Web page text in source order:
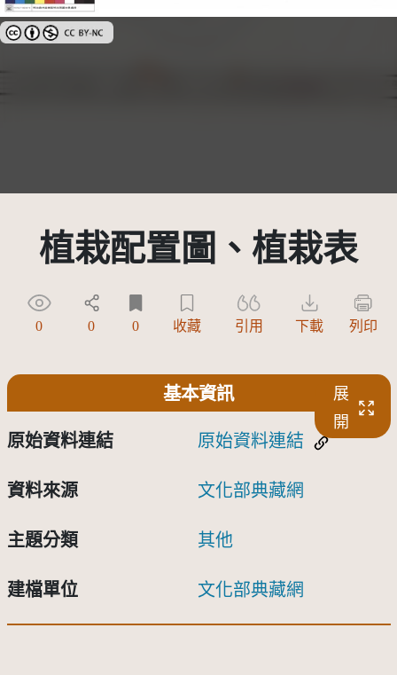
創用CC姓名標示-非商業性 3.0 台灣及其後版本(CC BY-NC 3.0 TW +)
植栽配置圖、植栽表
0 0 0 收藏 引用 下載 列印
基本資訊
展
開
原始資料連結 原始資料連結
資料來源 文化部典藏網
主題分類 其他
建檔單位 文化部典藏網